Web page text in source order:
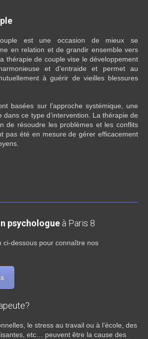
est une occasion de mieux se
en relation et de grandir ensemble vers
thérapie de couple vise le développement
et d’entraide et permet au
à guérir de vieilles blessures
basées sur l’approche systémique, une
dans ce type d’intervention. La thérapie de
de résoudre les problèmes et les conflits
pas été en mesure de gérer efficacement
psychologue à Paris 8
ci-dessous pour connaître nos
le stress au travail ou à l’école, des
etc… peuvent être la cause des